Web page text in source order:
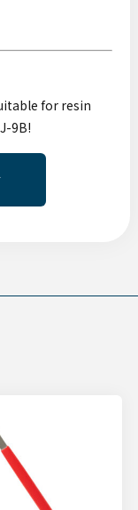
for resin
9B!